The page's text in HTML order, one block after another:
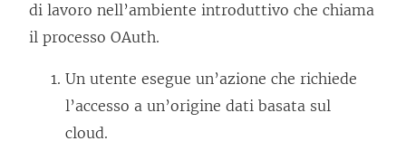
di lavoro nell’ambiente introduttivo che chiama
il processo OAuth.
Un utente esegue un’azione che richiede
l’accesso a un’origine dati basata sul
cloud.